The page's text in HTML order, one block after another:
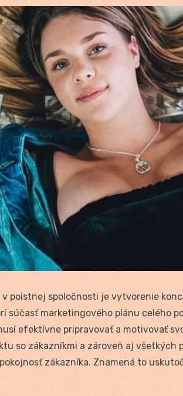
poistnej spoločnosti je vytvorenie
súčasť marketingového plánu celého
efektívne pripravovať a motivovať
so zákazníkmi a zároveň aj všetkých
zákazníka. Znamená to